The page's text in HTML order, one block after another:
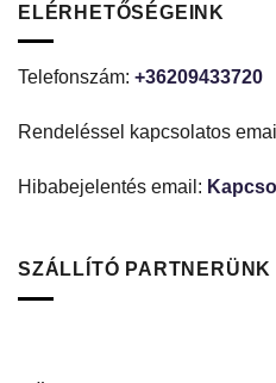
ELÉRHETŐSÉGEINK
Telefonszám: +36209433720
Rendeléssel kapcsolatos
Hibabejelentés email:
SZÁLLÍTÓ PARTNERÜNK